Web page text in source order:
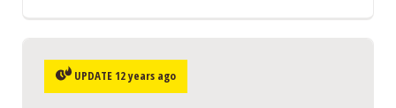
UPDATE 12 years ago